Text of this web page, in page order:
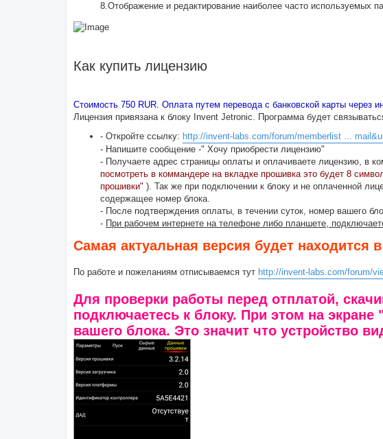
8.Отображение и редактирование наиболее часто используемых
Как купить лицензию
Стоимость 750 RUR. Оплата путем перевода с банковской карты через
Лицензия привязана к блоку Invent Jetronic. Программа будет
- Откройте ссылку: http://invent-labs.com/forum/memberlist ...
- Напишите сообщение -" Хочу приобрести лицензию"
- Получаете адрес страницы оплаты и оплачиваете лицензию, в
посмотреть в коммандере на вкладке прошивка это будет 8
прошивки" ). Так же при подключении к блоку и не оплаченной
содержащее номер блока.
- После подтверждения оплаты, в течении суток, номер вашего
- При рабочем интернете на телефоне либо планшете,
Самая актуальная версия будет
По работе и пожеланиям отписываемся тут http://invent-labs.com/forum/
Для проверки работы перед отплатой,
подключаетесь к блоку. При этом на
вашего блока. Это значит что устройство